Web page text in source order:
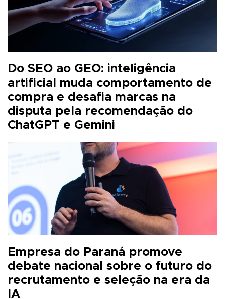
Do SEO ao GEO: inteligência
artificial muda comportamento de
compra e desafia marcas na
disputa pela recomendação do
ChatGPT e Gemini
Empresa do Paraná promove
debate nacional sobre o futuro do
recrutamento e seleção na era da
IA